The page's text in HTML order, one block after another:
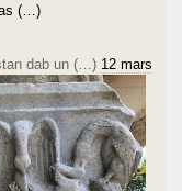
(…)
dab un (…) 12 mars